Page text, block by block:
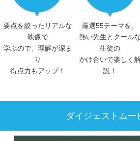
要点を絞ったリアルな
映像で
学ぶので、理解が深ま
り
得点力もアップ！
厳選55テーマを、
熱い先生とクールな
生徒の
かけ合いで楽しく
説！
ダイジェストムー